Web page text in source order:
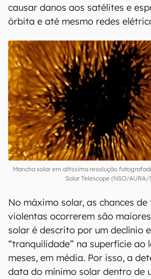
causar danos aos satélites e
órbita e até mesmo redes
Mancha solar em altíssima resolução
Solar Telescope (NSO/AURA/
No máximo solar, as chances
violentas ocorrerem são
solar é descrito por um declínio
“tranquilidade” na superfície ao
meses, em média. Por isso, a
data do mínimo solar dentro de